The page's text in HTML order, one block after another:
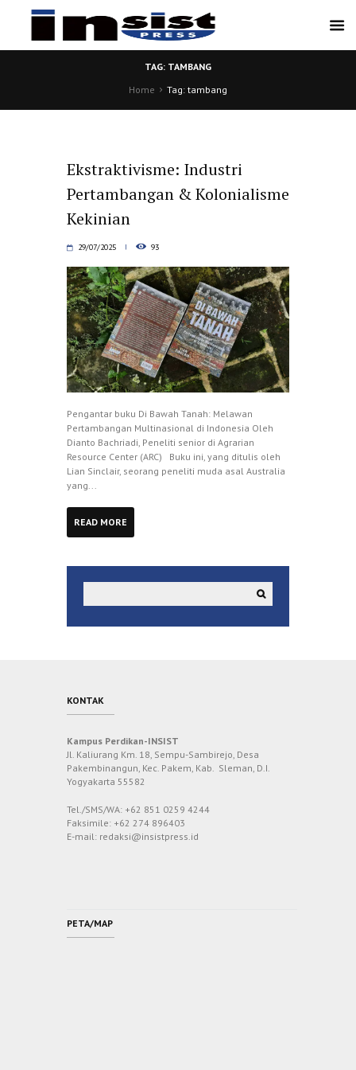
TAG: TAMBANG
Home
Tag: tambang
Ekstraktivisme: Industri
Pertambangan & Kolonialisme
Kekinian
29/07/2025 93
Pengantar buku Di Bawah Tanah: Melawan
Pertambangan Multinasional di Indonesia Oleh
Dianto Bachriadi, Peneliti senior di Agrarian
Resource Center (ARC) Buku ini, yang ditulis oleh
Lian Sinclair, seorang peneliti muda asal Australia
yang...
READ MORE
KONTAK
Kampus Perdikan-INSIST
Jl. Kaliurang Km. 18, Sempu-Sambirejo, Desa
Pakembinangun, Kec. Pakem, Kab. Sleman, D.I.
Yogyakarta 55582
Tel./SMS/WA: +62 851 0259 4244
Faksimile: +62 274 896403
E-mail: redaksi@insistpress.id
PETA/MAP